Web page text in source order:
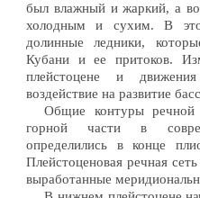
был влажный и жаркий, а во
холодным и сухим. В
долинные ледники,
Кубани и ее притоков.
плейстоцене и
воздействие на развитие
Общие контуры
горной части в
определились в конце
Плейстоценовая речная
выработанные